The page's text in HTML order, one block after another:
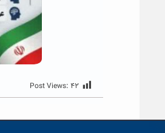
Post Views: ۴۲